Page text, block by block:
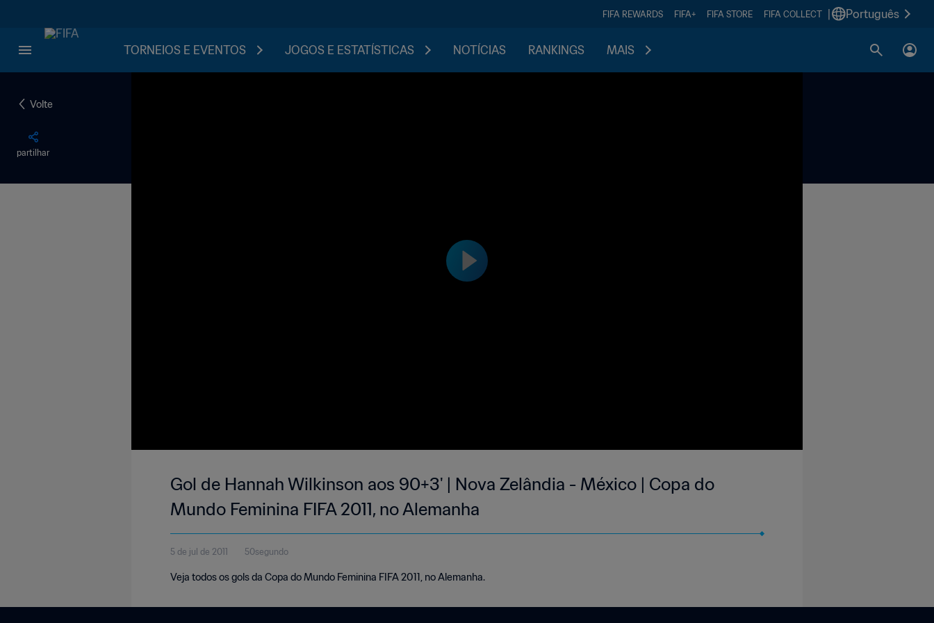
FIFA REWARDS FIFA+ FIFA STORE FIFA COLLECT Português
TORNEIOS E EVENTOS JOGOS E ESTATÍSTICAS NOTÍCIAS RANKINGS MAIS
Volte
partilhar
Gol de Hannah Wilkinson aos 90+3' | Nova Zelândia - México | Copa do
Mundo Feminina FIFA 2011, no Alemanha
5 de jul de 2011 50segundo
Veja todos os gols da Copa do Mundo Feminina FIFA 2011, no Alemanha.